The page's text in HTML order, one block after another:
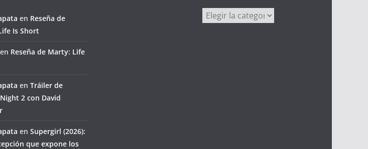
en Reseña de
Is Short
en Reseña de Marty: Life
en Tráiler de
2 con David
en Supergirl (2026):
que expone los
Categorías
del